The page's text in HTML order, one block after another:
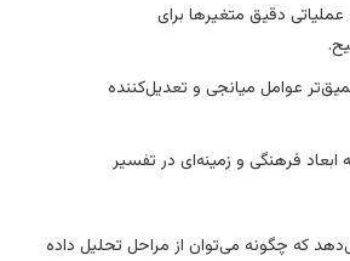
دقیق متغیرها برای
عوامل میانجی و تعدیل‌کننده
فرهنگی و زمینه‌ای در تفسیر
که چگونه می‌توان از مراحل تحلیل داده